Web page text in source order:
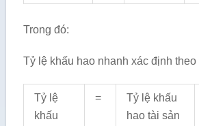
Trong đó:
Tỷ lệ khấu hao nhanh xác định
Tỷ lệ
khấu
=
Tỷ lệ khấu
hao tài sản